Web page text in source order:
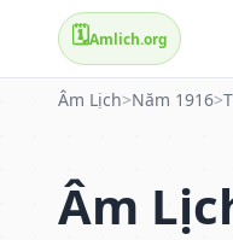
🗓️Amlich.org
Âm Lịch>Năm 1916>
Âm